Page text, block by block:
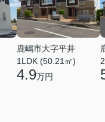
鹿嶋市大字平井
1LDK (50.21㎡)
4.9万円